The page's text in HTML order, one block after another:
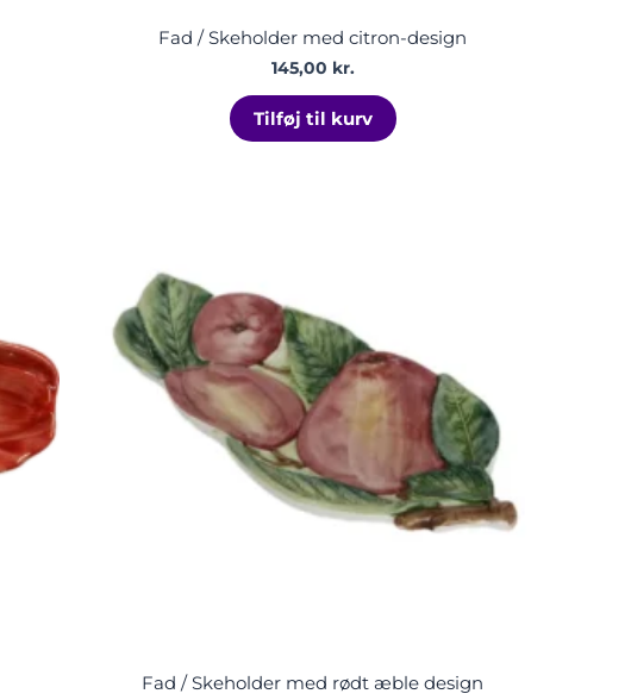
Fad / Skeholder med citron-design
145,00 kr.
Tilføj til kurv
Fad / Skeholder med rødt æble design